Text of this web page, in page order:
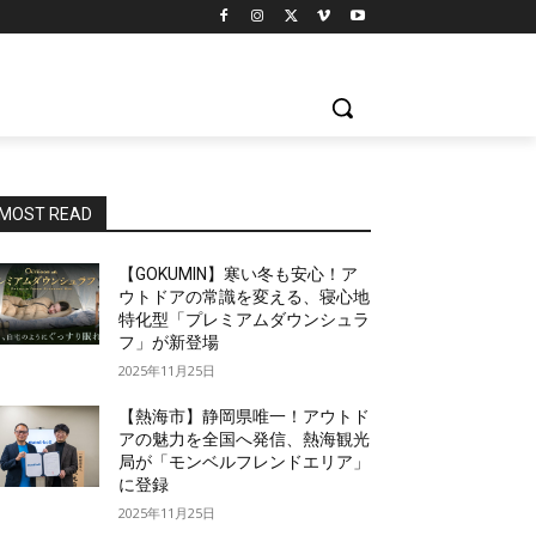
READ
【GOKUMIN】寒い冬も安心！ア
ウトドアの常識を変える、寝心地
特化型「プレミアムダウンシュラ
フ」が新登場
2025年11月25日
【熱海市】静岡県唯一！アウトド
アの魅力を全国へ発信、熱海観光
局が「モンベルフレンドエリア」
に登録
2025年11月25日